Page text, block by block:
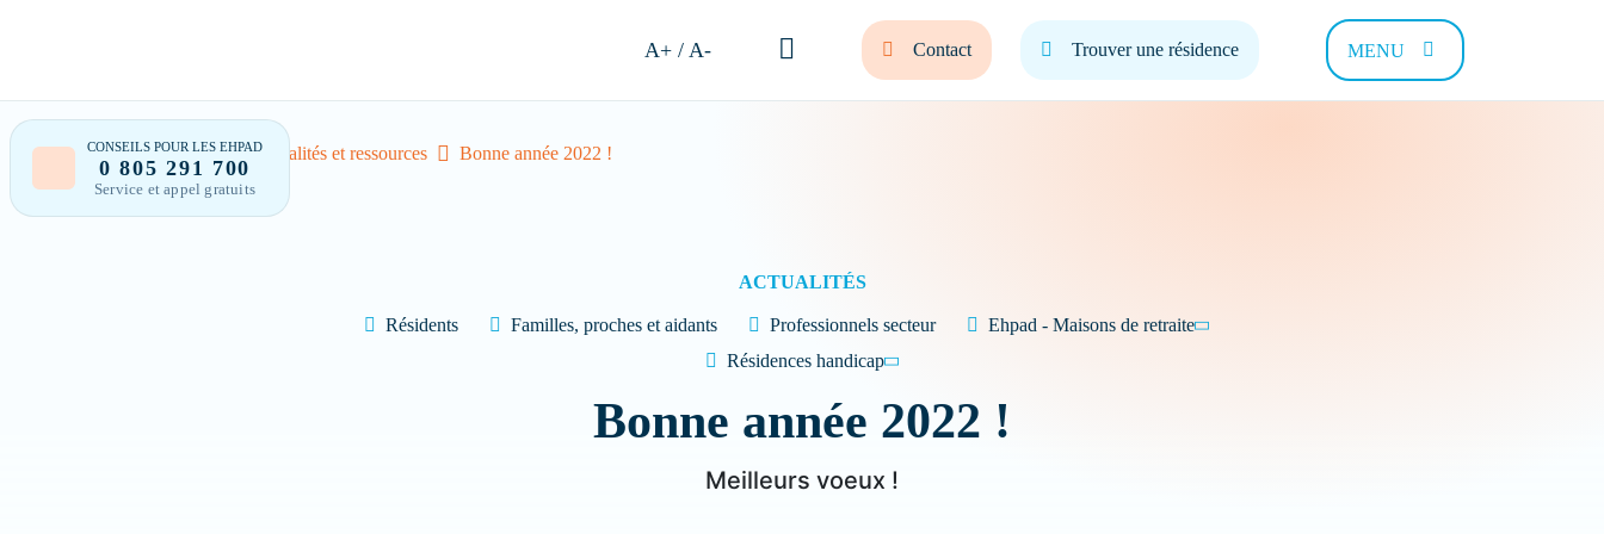
A+ / A- Contact Trouver une résidence MENU
CONSEILS POUR LES EHPAD
0 805 291 700
Service et appel gratuits
Accueil Actualités et ressources Bonne année 2022 !
ACTUALITÉS
Résidents Familles, proches et aidants Professionnels secteur
Ehpad - Maisons de retraite
Résidences handicap
Bonne année 2022 !
Meilleurs voeux !
nous vous aider ?